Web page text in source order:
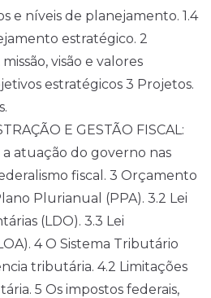
e níveis de planejamento. 1.4
estratégico. 2
visão e valores
estratégicos 3 Projetos.
E GESTÃO FISCAL:
a atuação do governo nas
fiscal. 3 Orçamento
Plurianual (PPA). 3.2 Lei
(LDO). 3.3 Lei
4 O Sistema Tributário
tributária. 4.2 Limitações
5 Os impostos federais,